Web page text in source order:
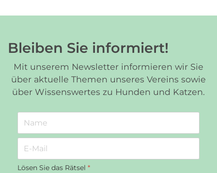
Bleiben Sie informiert!
Mit unserem Newsletter informieren wir Sie
über aktuelle Themen unseres Vereins sowie
über Wissenswertes zu Hunden und Katzen.
Lösen Sie das Rätsel *